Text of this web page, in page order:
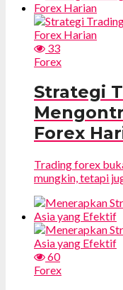
33
Forex
Strategi
Forex
Trading forex
mungkin, tetapi
60
Forex